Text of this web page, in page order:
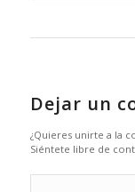
Dejar un
¿Quieres unirte a la
Siéntete libre de